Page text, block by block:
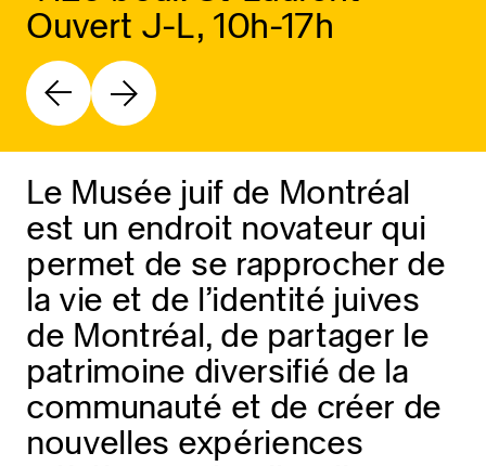
Ouvert J-L, 10h-17h
Le Musée juif de Montréal
est un endroit novateur qui
permet de se rapprocher de
la vie et de l’identité juives
de Montréal, de partager le
patrimoine diversifié de la
communauté et de créer de
nouvelles expériences